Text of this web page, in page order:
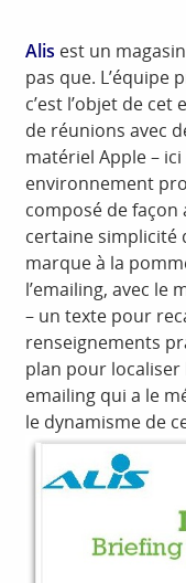
Alis est un
pas que. L’équipe
c’est l’objet de
de réunions avec
matériel Apple – ici
environnement
composé de façon
certaine simplicité
marque à la
l’emailing, avec le
– un texte pour
renseignements
plan pour localiser
emailing qui a le
le dynamisme de